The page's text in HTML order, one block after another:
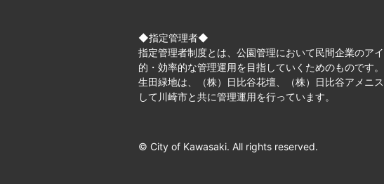
◆指定管理者◆
指定管理者制度とは、公園管理において民間企業のア
的・効率的な管理運用を目指していくためのものです。
生田緑地は、（株）日比谷花壇、（株）日比谷アメニ
して川崎市と共に管理運用を行っています。
© City of Kawasaki. All rights reserved.